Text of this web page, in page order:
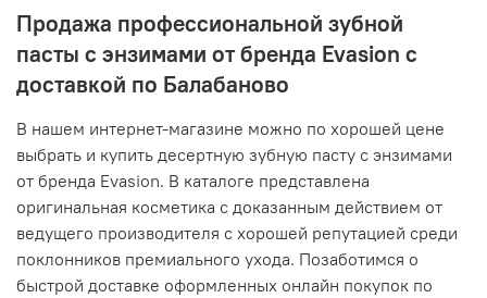
Продажа профессиональной зубной
пасты с энзимами от бренда Evasion с
доставкой по Балабаново
В нашем интернет-магазине можно по хорошей цене
выбрать и купить десертную зубную пасту с энзимами
от бренда Evasion. В каталоге представлена
оригинальная косметика с доказанным действием от
ведущего производителя с хорошей репутацией среди
поклонников премиального ухода. Позаботимся о
быстрой доставке оформленных онлайн покупок по